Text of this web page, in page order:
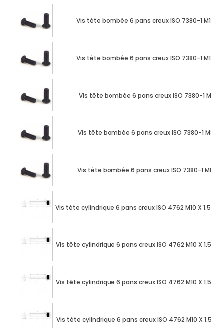
Vis tête bombée 6 pans creux ISO 7380-1 M10 X
Vis tête bombée 6 pans creux ISO 7380-1 M12 X
Vis tête bombée 6 pans creux ISO 7380-1 M8 X
Vis tête bombée 6 pans creux ISO 7380-1 M8 X
Vis tête bombée 6 pans creux ISO 7380-1 M8 X
Vis tête cylindrique 6 pans creux ISO 4762 M10 X 1.50 X
Vis tête cylindrique 6 pans creux ISO 4762 M10 X 1.50
Vis tête cylindrique 6 pans creux ISO 4762 M10 X 1.50
Vis tête cylindrique 6 pans creux ISO 4762 M10 X 1.50